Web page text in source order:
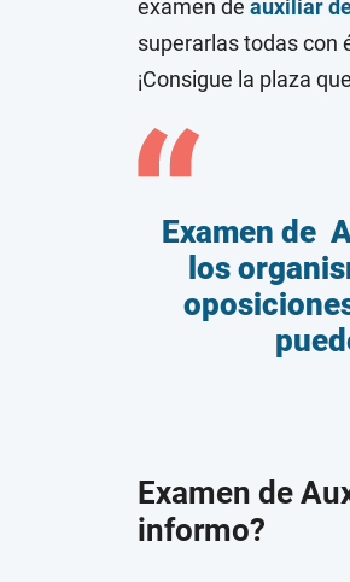
examen de auxiliar
superarlas todas con
¡Consigue la plaza
Examen de
los
Examen de
informo?